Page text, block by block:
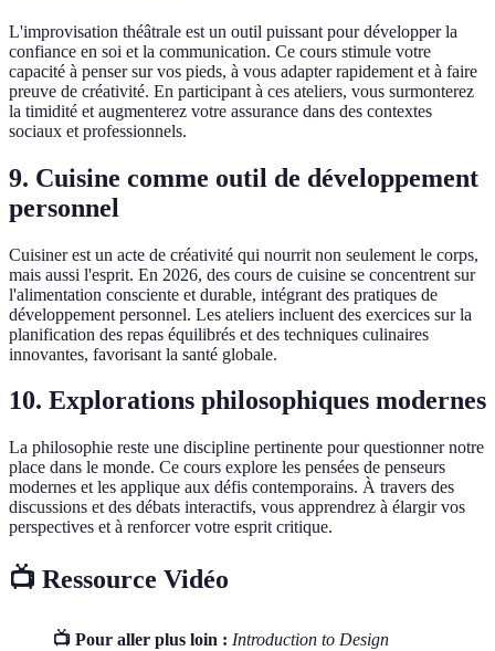
L'improvisation théâtrale est un outil puissant pour développer la
confiance en soi et la communication. Ce cours stimule votre
capacité à penser sur vos pieds, à vous adapter rapidement et à faire
preuve de créativité. En participant à ces ateliers, vous surmonterez
la timidité et augmenterez votre assurance dans des contextes
sociaux et professionnels.
9. Cuisine comme outil de développement
personnel
Cuisiner est un acte de créativité qui nourrit non seulement le corps,
mais aussi l'esprit. En 2026, des cours de cuisine se concentrent sur
l'alimentation consciente et durable, intégrant des pratiques de
développement personnel. Les ateliers incluent des exercices sur la
planification des repas équilibrés et des techniques culinaires
innovantes, favorisant la santé globale.
10. Explorations philosophiques modernes
La philosophie reste une discipline pertinente pour questionner notre
place dans le monde. Ce cours explore les pensées de penseurs
modernes et les applique aux défis contemporains. À travers des
discussions et des débats interactifs, vous apprendrez à élargir vos
perspectives et à renforcer votre esprit critique.
📺 Ressource Vidéo
📺 Pour aller plus loin : Introduction to Design